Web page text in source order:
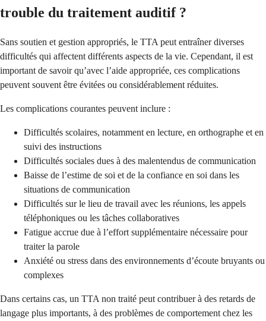
trouble du traitement auditif ?
Sans soutien et gestion appropriés, le TTA peut entraîner diverses
difficultés qui affectent différents aspects de la vie. Cependant, il est
important de savoir qu’avec l’aide appropriée, ces complications
peuvent souvent être évitées ou considérablement réduites.
Les complications courantes peuvent inclure :
Difficultés scolaires, notamment en lecture, en orthographe et en
suivi des instructions
Difficultés sociales dues à des malentendus de communication
Baisse de l’estime de soi et de la confiance en soi dans les
situations de communication
Difficultés sur le lieu de travail avec les réunions, les appels
téléphoniques ou les tâches collaboratives
Fatigue accrue due à l’effort supplémentaire nécessaire pour
traiter la parole
Anxiété ou stress dans des environnements d’écoute bruyants ou
complexes
Dans certains cas, un TTA non traité peut contribuer à des retards de
langage plus importants, à des problèmes de comportement chez les